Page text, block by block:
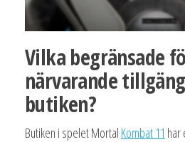
Vilka begränsade
närvarande
butiken?
Butiken i spelet Mortal Kombat 11 har